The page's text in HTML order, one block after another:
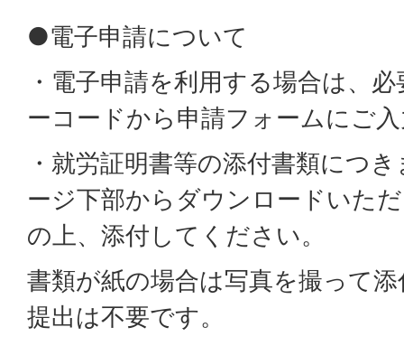
●電子申請について
・電子申請を利用する場合は、
ーコードから申請フォームにご
・就労証明書等の添付書類につ
ージ下部からダウンロードいた
の上、添付してください。
書類が紙の場合は写真を撮って
提出は不要です。